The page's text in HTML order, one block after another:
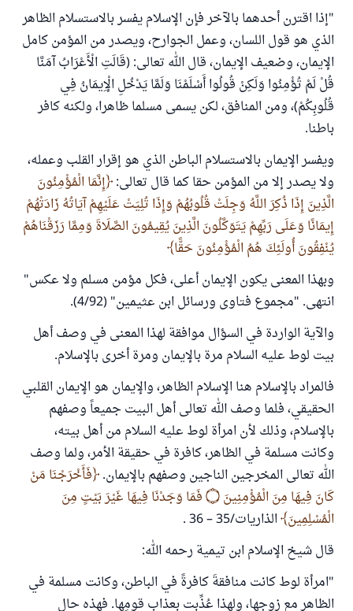
"إذا اقترن أحدهما بالآخر فإن الإسلام يفسر بالاستسلام الظاهر
الذي هو قول اللسان، وعمل الجوارح، ويصدر من المؤمن كامل
الإيمان، وضعيف الإيمان، قال الله تعالى: (قَالَتِ الْأَعْرَابُ آمَنَّا
قُلْ لَمْ تُؤْمِنُوا وَلَكِنْ قُولُوا أَسْلَمْنَا وَلَمَّا يَدْخُلِ الْإِيمَانُ فِي
قُلُوبِكُمْ)، ومن المنافق، لكن يسمى مسلما ظاهرا، ولكنه كافر
باطنا.
ويفسر الإيمان بالاستسلام الباطن الذي هو إقرار القلب وعمله،
ولا يصدر إلا من المؤمن حقا كما قال تعالى: إِنَّمَا الْمُؤْمِنُونَ
الَّذِينَ إِذَا ذُكِرَ اللَّهُ وَجِلَتْ قُلُوبُهُمْ وَإِذَا تُلِيَتْ عَلَيْهِمْ آيَاتُهُ زَادَتْهُمْ
إِيمَانًا وَعَلَى رَبِّهِمْ يَتَوَكَّلُونَ الَّذِينَ يُقِيمُونَ الصَّلَاةَ وَمِمَّا رَزَقْنَاهُمْ
يُنْفِقُونَ أُولَئِكَ هُمُ الْمُؤْمِنُونَ حَقًّا
وبهذا المعنى يكون الإيمان أعلى، فكل مؤمن مسلم ولا عكس"
انتهى. "مجموع فتاوى ورسائل ابن عثيمين" (4/92).
والآية الواردة في السؤال موافقة لهذا المعنى في وصف أهل
بيت لوط عليه السلام مرة بالإيمان ومرة أخرى بالإسلام.
فالمراد بالإسلام هنا الإسلام الظاهر، والإيمان هو الإيمان القلبي
الحقيقي، فلما وصف الله تعالى أهل البيت جميعاً وصفهم
بالإسلام، وذلك لأن امرأة لوط عليه السلام من أهل بيته،
وكانت مسلمة في الظاهر، كافرة في حقيقة الأمر، ولما وصف
الله تعالى المخرجين الناجين وصفهم بالإيمان. فَأَخْرَجْنَا مَنْ
كَانَ فِيهَا مِنَ الْمُؤْمِنِينَ۝فَمَا وَجَدْنَا فِيهَا غَيْرَ بَيْتٍ مِنَ
الْمُسْلِمِينَ الذاريات/35 – 36 .
قال شيخ الإسلام ابن تيمية رحمه الله:
"امرأة لوط كانت منافقةَ كافرةً في الباطن، وكانت مسلمة في
الظاهر مع زوجها، ولهذا عُذِّبت بعذاب قومِها. فهذه حال